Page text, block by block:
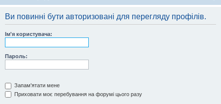
Ви повинні бути авторизовані для перегляду профілів.
Ім'я користувача:
Пароль:
Запам'ятати мене
Приховати моє перебування на форумі цього разу